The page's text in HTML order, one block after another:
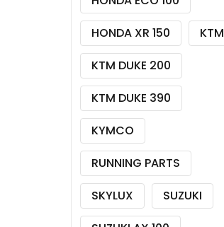
HONDA XR 150
KTM
KTM DUKE 200
KTM DUKE 390
KYMCO
RUNNING PARTS
SKYLUX
SUZUKI